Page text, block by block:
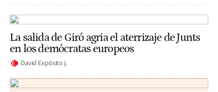
La salida de Giró agria el aterrizaje de Junts
en los demócratas europeos
David Expósito J.